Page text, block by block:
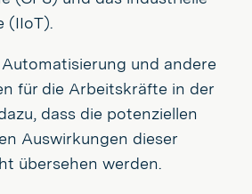
(IIoT).
und andere
für die Arbeitskräfte in der
dass die potenziellen
Auswirkungen dieser
übersehen werden.